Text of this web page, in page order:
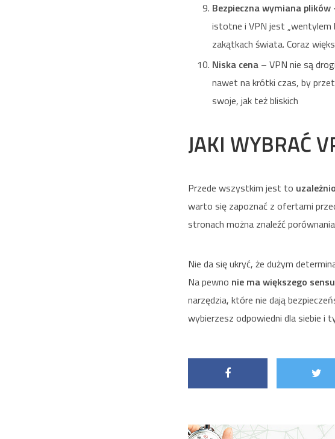
Bezpieczna wymiana plików
istotne i VPN jest „wentylem
zakątkach świata. Coraz
Niska cena – VPN nie są
nawet na krótki czas, by
swoje, jak też bliskich
JAKI WYBRAĆ
Przede wszystkim jest to
warto się zapoznać z ofertami
stronach można znaleźć
Nie da się ukryć, że dużym
Na pewno nie ma większego
narzędzia, które nie dają
wybierzesz odpowiedni dla siebie i